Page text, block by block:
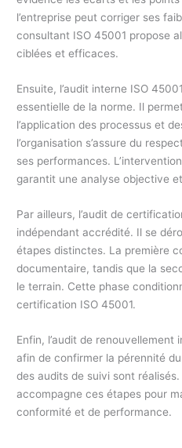
l’entreprise peut corriger ses
consultant ISO 45001 propose
ciblées et efficaces.
Ensuite, l’audit interne ISO
essentielle de la norme. Il
l’application des processus et
l’organisation s’assure du
ses performances.
garantit une analyse objective
Par ailleurs, l’audit de
indépendant accrédité. Il se
étapes distinctes. La première
documentaire, tandis que la
le terrain. Cette phase
certification ISO 45001.
Enfin, l’audit de
afin de confirmer la pérennité
des audits de suivi sont
accompagne ces étapes pour
conformité et de performance.